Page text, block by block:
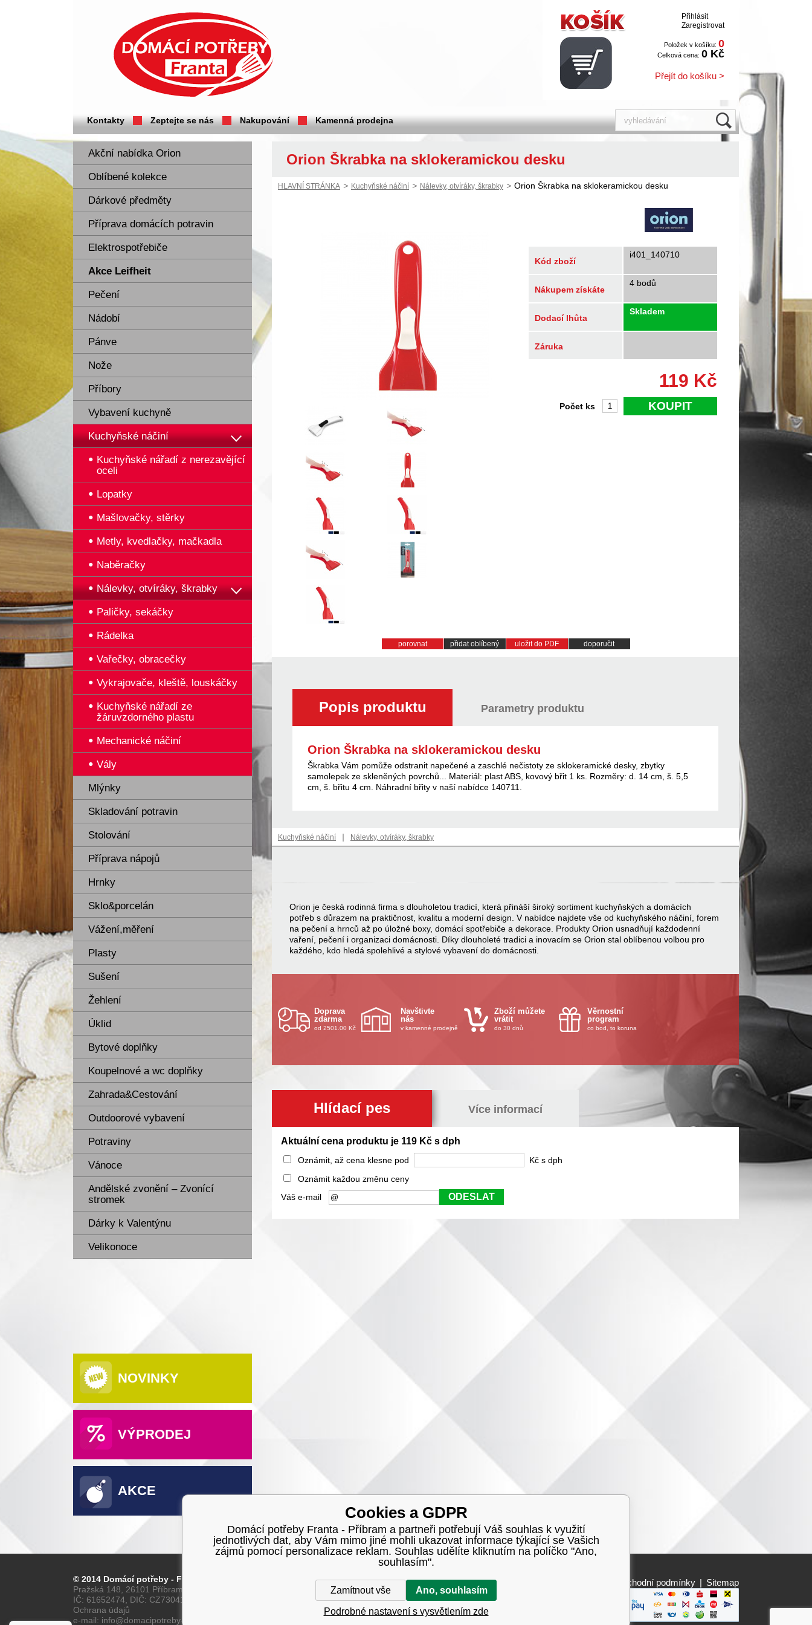
Přihlásit
Zaregistrovat
Položek v košíku: 0
Celková cena: 0 Kč
Přejít do košíku >
Kontakty Zeptejte se nás Nakupování Kamenná prodejna
Akční nabídka Orion
Oblíbené kolekce
Dárkové předměty
Příprava domácích potravin
Elektrospotřebiče
Akce Leifheit
Pečení
Nádobí
Pánve
Nože
Příbory
Vybavení kuchyně
Kuchyňské náčiní
Kuchyňské nářadí z nerezavějící
oceli
Lopatky
Mašlovačky, stěrky
Metly, kvedlačky, mačkadla
Naběračky
Nálevky, otvíráky, škrabky
Paličky, sekáčky
Rádelka
Vařečky, obracečky
Vykrajovače, kleště, louskáčky
Kuchyňské nářadí ze
žáruvzdorného plastu
Mechanické náčiní
Vály
Mlýnky
Skladování potravin
Stolování
Příprava nápojů
Hrnky
Sklo&porcelán
Vážení,měření
Plasty
Sušení
Žehlení
Úklid
Bytové doplňky
Koupelnové a wc doplňky
Zahrada&Cestování
Outdoorové vybavení
Potraviny
Vánoce
Andělské zvonění – Zvonící
stromek
Dárky k Valentýnu
Velikonoce
NOVINKY
VÝPRODEJ
AKCE
Orion Škrabka na sklokeramickou desku
HLAVNÍ STRÁNKA > Kuchyňské náčiní > Nálevky, otvíráky, škrabky > Orion Škrabka na sklokeramickou desku
Kód zboží
i401_140710
Nákupem získáte
4 bodů
Dodací lhůta
Skladem
Záruka
119 Kč
KOUPIT
Počet ks
porovnat přidat oblíbený uložit do PDF doporučit
Popis produktu Parametry produktu
Orion Škrabka na sklokeramickou desku
Škrabka Vám pomůže odstranit napečené a zaschlé nečistoty ze sklokeramické desky, zbytky
samolepek ze skleněných povrchů... Materiál: plast ABS, kovový břit 1 ks. Rozměry: d. 14 cm, š. 5,5
cm, š. břitu 4 cm. Náhradní břity v naší nabídce 140711.
Kuchyňské náčiní | Nálevky, otvíráky, škrabky
Orion je česká rodinná firma s dlouholetou tradicí, která přináší široký sortiment kuchyňských a domácích
potřeb s důrazem na praktičnost, kvalitu a moderní design. V nabídce najdete vše od kuchyňského náčiní, forem
na pečení a hrnců až po úložné boxy, domácí spotřebiče a dekorace. Produkty Orion usnadňují každodenní
vaření, pečení i organizaci domácnosti. Díky dlouholeté tradici a inovacím se Orion stal oblíbenou volbou pro
každého, kdo hledá spolehlivé a stylové vybavení do domácnosti.
Doprava
zdarma
od 2501.00 Kč
Navštivte
nás
v kamenné prodejně
Zboží můžete
vrátit
do 30 dnů
Věrnostní
program
co bod, to koruna
Hlídací pes Více informací
Aktuální cena produktu je 119 Kč s dph
Oznámit, až cena klesne pod
Kč s dph
Oznámit každou změnu ceny
Váš e-mail
ODESLAT
© 2014 Domácí potřeby - Franta
Pražská 148, 26101 Příbram
IČ: 61652474, DIČ: CZ7304160028
Ochrana údajů
e-mail: info@domacipotreby-franta.cz
Obchodní podmínky | Sitemap
Cookies a GDPR
Domácí potřeby Franta - Příbram a partneři potřebují Váš souhlas k využití
jednotlivých dat, aby Vám mimo jiné mohli ukazovat informace týkající se Vašich
zájmů pomocí personalizace reklam. Souhlas udělíte kliknutím na políčko "Ano,
souhlasím".
Zamítnout vše Ano, souhlasím
Podrobné nastavení s vysvětlením zde